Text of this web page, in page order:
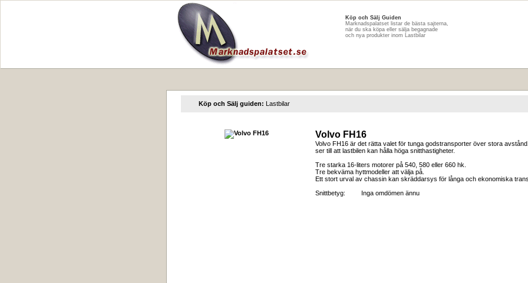
Köp och Sälj Guiden
Marknadspalatset listar de bästa sajterna,
när du ska köpa eller sälja begagnade
och nya produkter inom Lastbilar
Köp och Sälj guiden: Lastbilar
Volvo FH16
Volvo FH16 är det rätta valet för tunga godstransporter över stora
ser till att lastbilen kan hålla höga snitthastigheter.
Tre starka 16-liters motorer på 540, 580 eller 660 hk.
Tre bekväma hyttmodeller att välja på.
Ett stort urval av chassin kan skräddarsys för långa och ekonomiska
Snittbetyg:
Inga omdömen ännu